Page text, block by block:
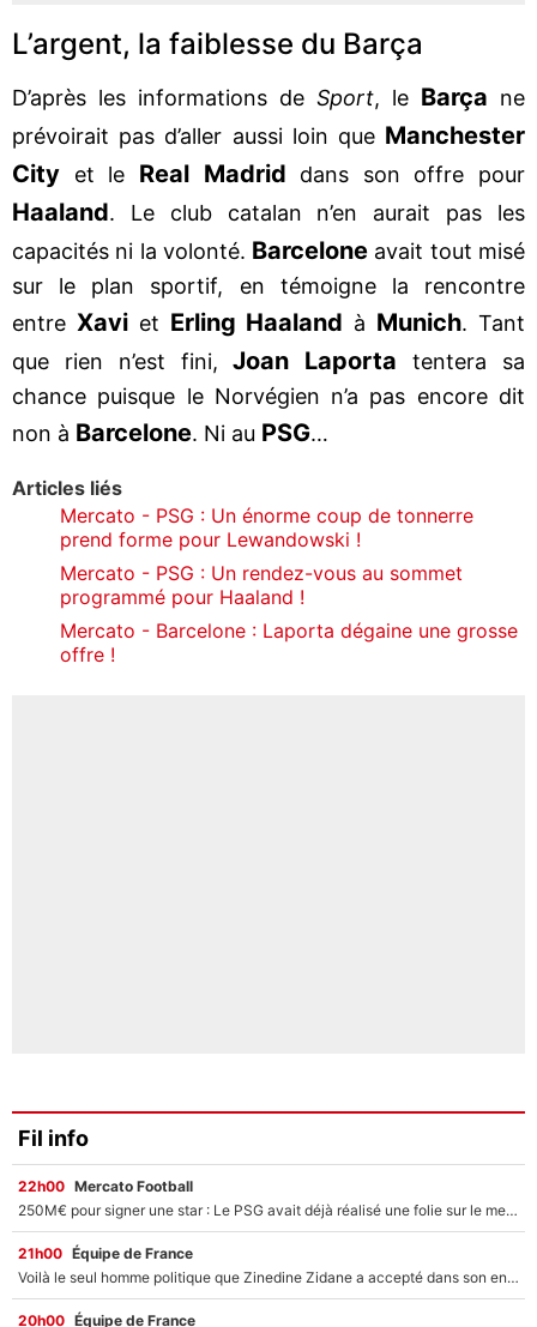
L’argent, la faiblesse du Barça
D’après les informations de Sport, le Barça ne
prévoirait pas d’aller aussi loin que Manchester
City et le Real Madrid dans son offre pour
Haaland. Le club catalan n’en aurait pas les
capacités ni la volonté. Barcelone avait tout misé
sur le plan sportif, en témoigne la rencontre
entre Xaviet Erling Haaland à Munich. Tant
que rien n’est fini,Joan Laporta tentera sa
chance puisque le Norvégien n’a pas encore dit
non à Barcelone. Ni au PSG…
Articles liés
Mercato - PSG : Un énorme coup de tonnerre
prend forme pour Lewandowski !
Mercato - PSG : Un rendez-vous au sommet
programmé pour Haaland !
Mercato - Barcelone : Laporta dégaine une grosse
offre !
Fil info
22h00 Mercato Football
250M€ pour signer une star : Le PSG avait déjà réalisé une folie sur le mercato bien avant Neymar !
21h00 Équipe de France
Voilà le seul homme politique que Zinedine Zidane a accepté dans son entourage : «Je garde un très bon souvenir de lui»
20h00 Équipe de France